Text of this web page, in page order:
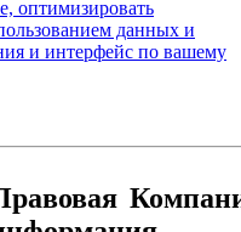
оптимизировать
данных и
и интерфейс по вашему